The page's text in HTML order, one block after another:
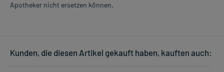
Apotheker nicht ersetzen können.
Kunden, die diesen Artikel gekauft haben, kauften auch: